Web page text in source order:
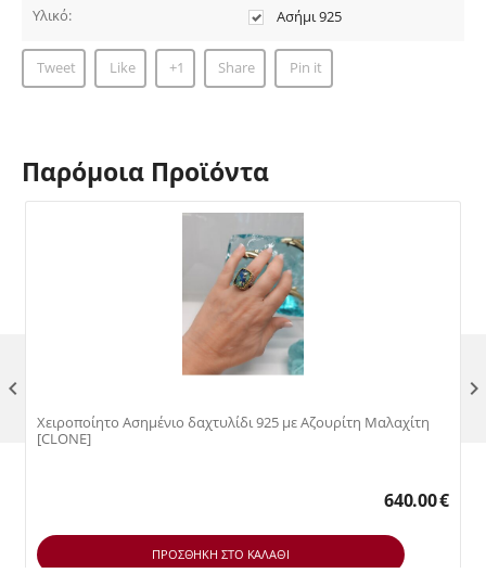
Υλικό: Ασήμι 925
Tweet Like +1 Share Pin it
Παρόμοια Προϊόντα
Χειροποίητο Ασημένιο δαχτυλίδι 925 με Αζουρίτη Μαλαχίτη
[CLONE]
640.00€
ΠΡΟΣΘΉΚΗ ΣΤΟ ΚΑΛΆΘΙ
 